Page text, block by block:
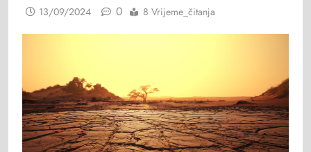
13/09/2024 0 8 Vrijeme_čitanja